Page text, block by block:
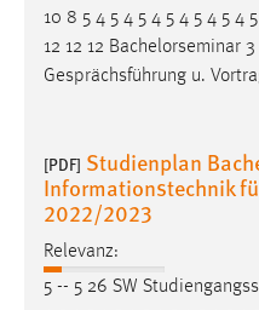
10 8 5 4 5 4 5 4 5 4 5 4 5 4
12 12 12 Bachelorseminar
Gesprächsführung u.
[PDF] Studienplan
Informationstechnik
2022/2023
Relevanz:
5 -- 5 26 SW